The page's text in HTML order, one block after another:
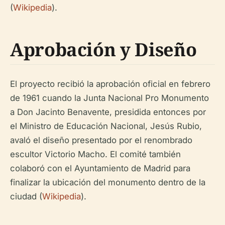
(Wikipedia).
Aprobación y Diseño
El proyecto recibió la aprobación oficial en febrero
de 1961 cuando la Junta Nacional Pro Monumento
a Don Jacinto Benavente, presidida entonces por
el Ministro de Educación Nacional, Jesús Rubio,
avaló el diseño presentado por el renombrado
escultor Victorio Macho. El comité también
colaboró con el Ayuntamiento de Madrid para
finalizar la ubicación del monumento dentro de la
ciudad (Wikipedia).